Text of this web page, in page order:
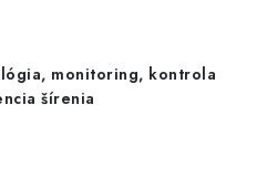
monitoring, kontrola
šírenia